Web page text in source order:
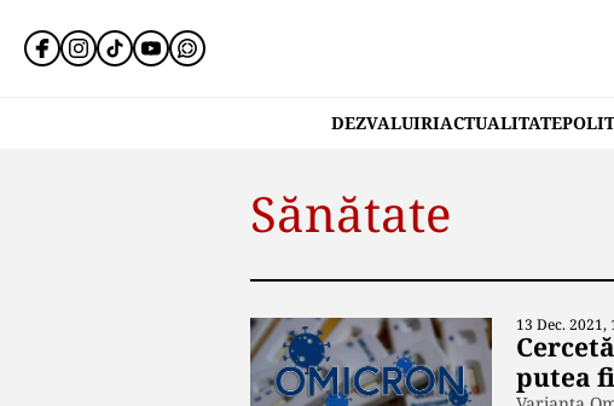
DEZVALUIRIACTUALITATE
Sănătate
13 Dec. 2021,
putea